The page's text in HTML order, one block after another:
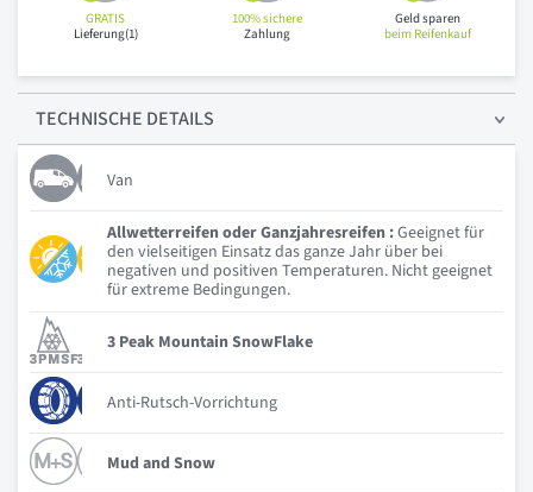
GRATIS
Lieferung(1)
100% sichere
Zahlung
Geld sparen
beim Reifenkauf
TECHNISCHE DETAILS
Van
Allwetterreifen oder Ganzjahresreifen :Geeignet für
den vielseitigen Einsatz das ganze Jahr über bei
negativen und positiven Temperaturen. Nicht geeignet
für extreme Bedingungen.
3 Peak Mountain SnowFlake
Anti-Rutsch-Vorrichtung
Mud and Snow